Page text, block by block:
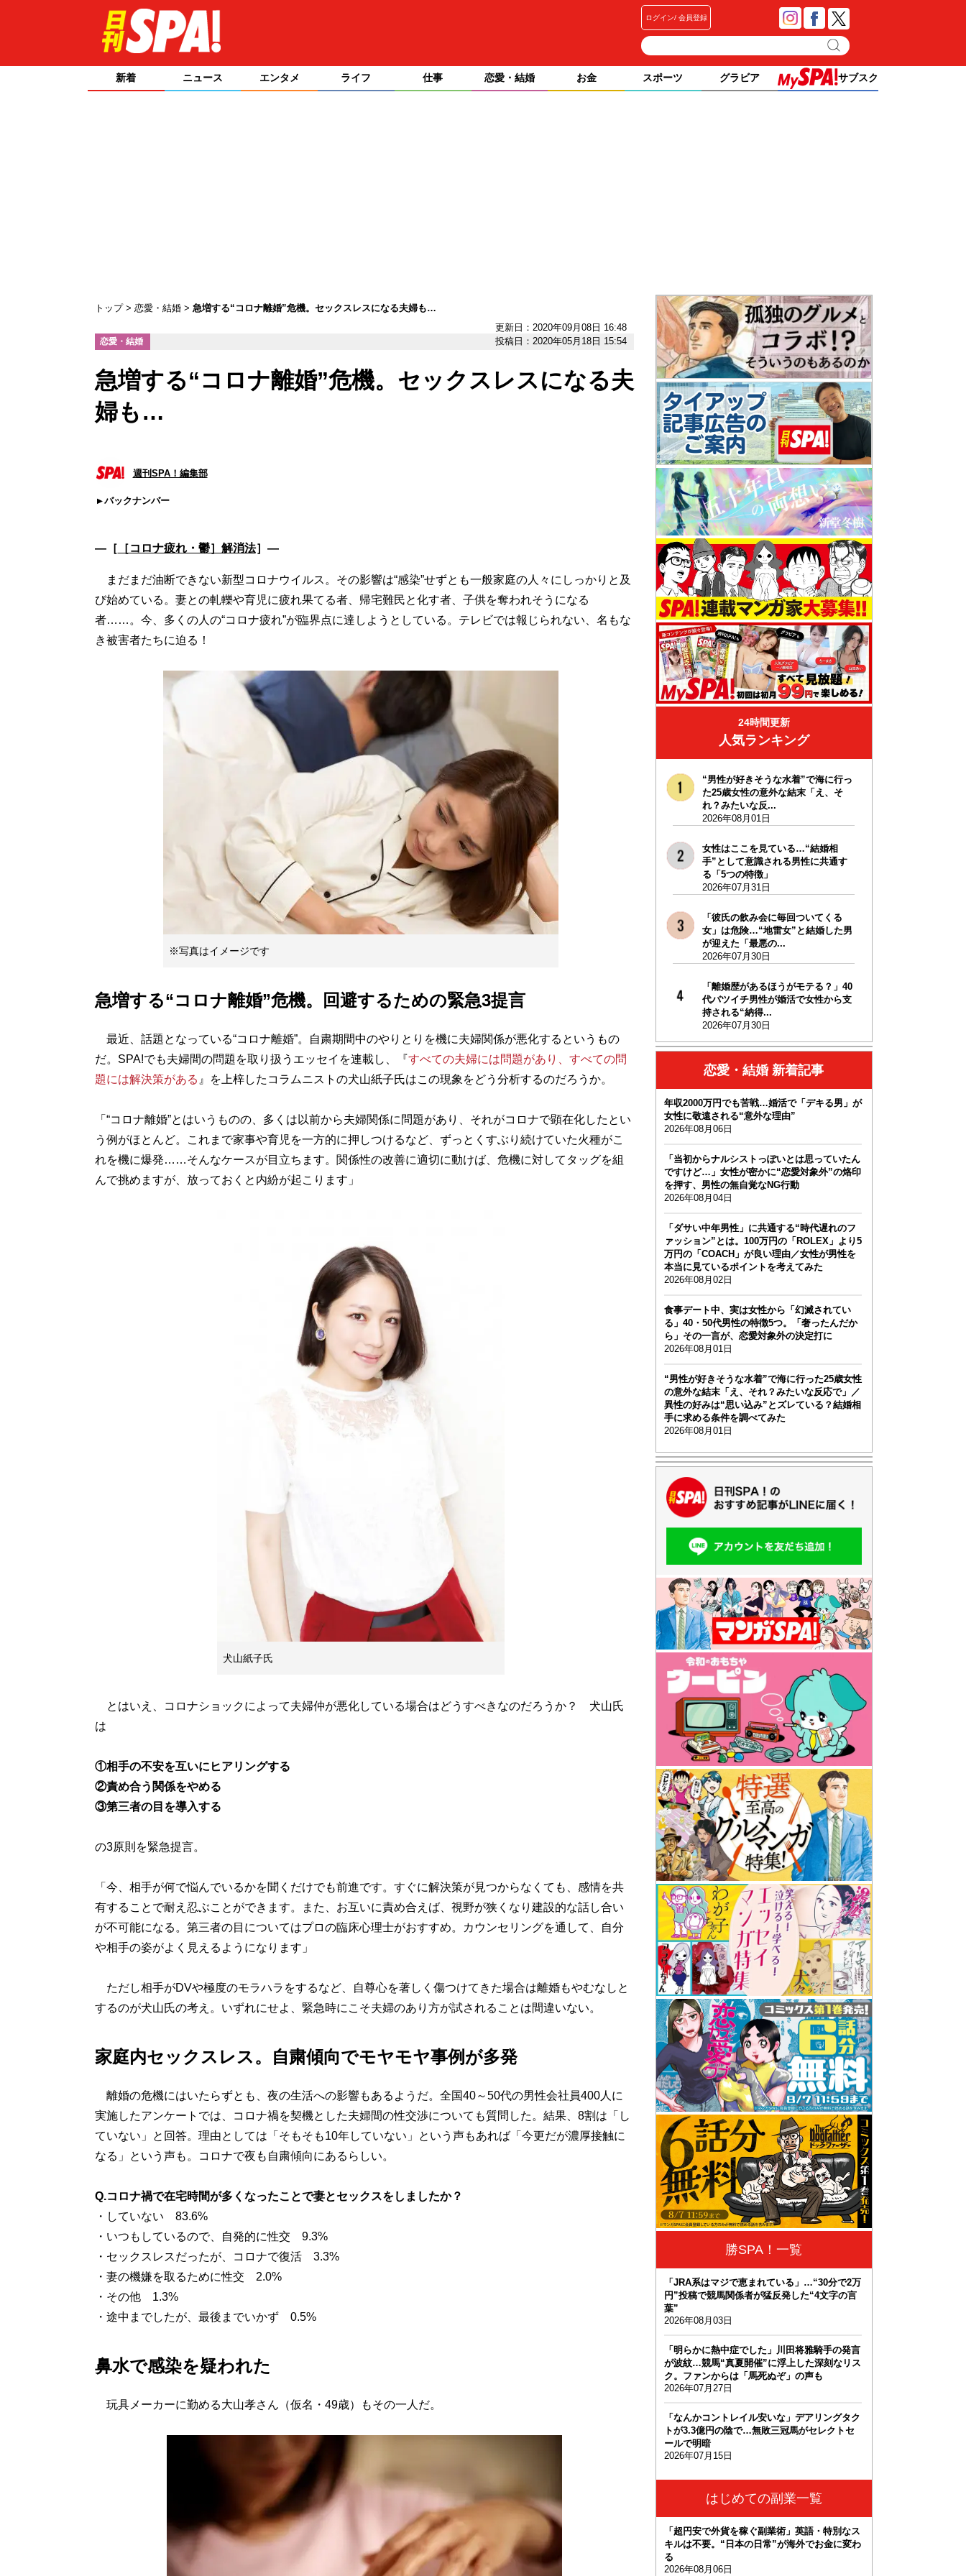
ログイン 会員登録
新着 ニュース エンタメ ライフ 仕事 恋愛・結婚 お金 スポーツ グラビア サブスク
トップ 恋愛・結婚
急増する“コロナ離婚”危機。セックスレスになる夫婦も…
更新日：2020年09月08日 16:48
恋愛・結婚 投稿日：2020年05月18日 15:54
急増する“コロナ離婚”危機。セックスレスになる夫
婦も…
週刊SPA！編集部
バックナンバー
―［ ［コロナ疲れ・鬱］解消法］―
まだまだ油断できない新型コロナウイルス。その影響は“感染”せずとも一般家庭の人々にしっかりと及
び始めている。妻との軋轢や育児に疲れ果てる者、帰宅難民と化す者、子供を奪われそうになる
者……。今、多くの人の“コロナ疲れ”が臨界点に達しようとしている。テレビでは報じられない、名もな
き被害者たちに迫る！
※写真はイメージです
急増する“コロナ離婚”危機。回避するための緊急3提言
最近、話題となっている“コロナ離婚”。自粛期間中のやりとりを機に夫婦関係が悪化するというもの
だ。SPA!でも夫婦間の問題を取り扱うエッセイを連載し、『すべての夫婦には問題があり、すべての問
題には解決策がある 』を上梓したコラムニストの犬山紙子氏はこの現象をどう分析するのだろうか。
「“コロナ離婚”とはいうものの、多くは以前から夫婦関係に問題があり、それがコロナで顕在化したとい
う例がほとんど。これまで家事や育児を一方的に押しつけるなど、ずっとくすぶり続けていた火種がこ
れを機に爆発……そんなケースが目立ちます。関係性の改善に適切に動けば、危機に対してタッグを組
んで挑めますが、放っておくと内紛が起こります」
犬山紙子氏
とはいえ、コロナショックによって夫婦仲が悪化している場合はどうすべきなのだろうか？ 犬山氏
は
①相手の不安を互いにヒアリングする
②責め合う関係をやめる
③第三者の目を導入する
の3原則を緊急提言。
「今、相手が何で悩んでいるかを聞くだけでも前進です。すぐに解決策が見つからなくても、感情を共
有することで耐え忍ぶことができます。また、お互いに責め合えば、視野が狭くなり建設的な話し合い
が不可能になる。第三者の目についてはプロの臨床心理士がおすすめ。カウンセリングを通して、自分
や相手の姿がよく見えるようになります」
ただし相手がDVや極度のモラハラをするなど、自尊心を著しく傷つけてきた場合は離婚もやむなしと
するのが犬山氏の考え。いずれにせよ、緊急時にこそ夫婦のあり方が試されることは間違いない。
家庭内セックスレス。自粛傾向でモヤモヤ事例が多発
離婚の危機にはいたらずとも、夜の生活への影響もあるようだ。全国40～50代の男性会社員400人に
実施したアンケートでは、コロナ禍を契機とした夫婦間の性交渉についても質問した。結果、8割は「し
ていない」と回答。理由としては「そもそも10年していない」という声もあれば「今更だが濃厚接触に
なる」という声も。コロナで夜も自粛傾向にあるらしい。
Q.コロナ禍で在宅時間が多くなったことで妻とセックスをしましたか？
・していない 83.6%
・いつもしているので、自発的に性交 9.3%
・セックスレスだったが、コロナで復活 3.3%
・妻の機嫌を取るために性交 2.0%
・その他 1.3%
・途中までしたが、最後までいかず 0.5%
鼻水で感染を疑われた
玩具メーカーに勤める大山孝さん（仮名・49歳）もその一人だ。
24時間更新
人気ランキング
“男性が好きそうな水着”で海に行っ
た25歳女性の意外な結末「え、そ
れ？みたいな反...
2026年08月01日
女性はここを見ている…“結婚相
手”として意識される男性に共通す
る「5つの特徴」
2026年07月31日
「彼氏の飲み会に毎回ついてくる
女」は危険…“地雷女”と結婚した男
が迎えた「最悪の...
2026年07月30日
「離婚歴があるほうがモテる？」40
代バツイチ男性が婚活で女性から支
持される“納得...
2026年07月30日
恋愛・結婚 新着記事
年収2000万円でも苦戦…婚活で「デキる男」が
女性に敬遠される“意外な理由”
2026年08月06日
「当初からナルシストっぽいとは思っていたん
ですけど…」女性が密かに“恋愛対象外”の烙印
を押す、男性の無自覚なNG行動
2026年08月04日
「ダサい中年男性」に共通する“時代遅れのフ
ァッション”とは。100万円の「ROLEX」より5
万円の「COACH」が良い理由／女性が男性を
本当に見ているポイントを考えてみた
2026年08月02日
食事デート中、実は女性から「幻滅されてい
る」40・50代男性の特徴5つ。「奢ったんだか
ら」その一言が、恋愛対象外の決定打に
2026年08月01日
“男性が好きそうな水着”で海に行った25歳女性
の意外な結末「え、それ？みたいな反応で」／
異性の好みは“思い込み”とズレている？結婚相
手に求める条件を調べてみた
2026年08月01日
勝SPA！一覧
「JRA系はマジで恵まれている」…“30分で2万
円”投稿で競馬関係者が猛反発した“4文字の言
葉”
2026年08月03日
「明らかに熱中症でした」川田将雅騎手の発言
が波紋…競馬“真夏開催”に浮上した深刻なリス
ク。ファンからは「馬死ぬぞ」の声も
2026年07月27日
「なんかコントレイル安いな」デアリングタク
トが3.3億円の陰で…無敗三冠馬がセレクトセ
ールで明暗
2026年07月15日
はじめての副業一覧
「超円安で外貨を稼ぐ副業術」英語・特別なス
キルは不要。“日本の日常”が海外でお金に変わ
る
2026年08月06日